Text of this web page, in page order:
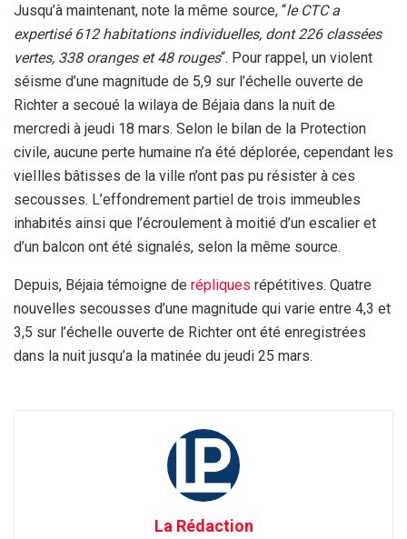
Jusqu’à maintenant, note la même source, “le CTC a
expertisé 612 habitations individuelles, dont 226 classées
vertes, 338 oranges et 48 rouges“. Pour rappel, un violent
séisme d’une magnitude de 5,9 sur l’échelle ouverte de
Richter a secoué la wilaya de Béjaia dans la nuit de
mercredi à jeudi 18 mars. Selon le bilan de la Protection
civile, aucune perte humaine n’a été déplorée, cependant les
vieIlles bâtisses de la ville n’ont pas pu résister à ces
secousses. L’effondrement partiel de trois immeubles
inhabités ainsi que l’écroulement à moitié d’un escalier et
d’un balcon ont été signalés, selon la même source.
Depuis, Béjaia témoigne de répliques répétitives. Quatre
nouvelles secousses d’une magnitude qui varie entre 4,3 et
3,5 sur l’échelle ouverte de Richter ont été enregistrées
dans la nuit jusqu’a la matinée du jeudi 25 mars.
La Rédaction